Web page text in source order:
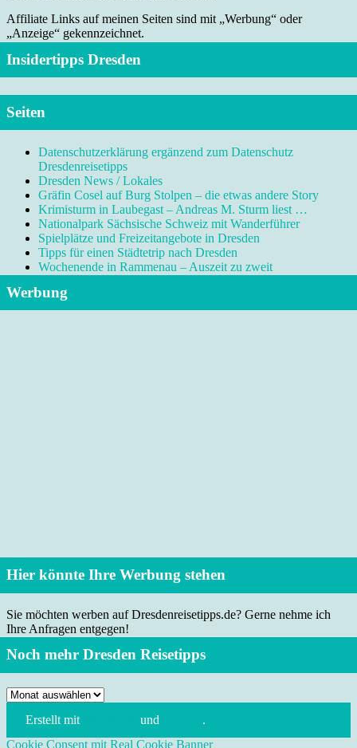
Affiliate Links auf meinen Seiten sind mit „Werbung“ oder
„Anzeige“ gekennzeichnet.
Insidertipps Dresden
Seiten
Datenschutzerklärung ergänzend zum Datenschutz
Dresdenreisetipps
Dresden News / Lokales
Gräfin Cosel auf Burg Stolpen – die etwas andere Story
Krimisturm in Laubegast – Andreas M. Sturm liest …
Nationalpark Sächsische Schweiz mit Wanderführer
Spielplätze und Freizeitangebote in Dresden
Tipps für einen Städtetrip nach Dresden
Wochenende in Rammenau – Auszeit zu zweit
Werbung
Hier könnte Ihre Werbung stehen
Sie möchten werben auf Dresdenreisetipps.de? Gerne nehme ich
Ihre Anfragen entgegen!
Noch mehr Dresden Reisetipps
Noch
Dresden
Reisetipps
Erstellt mit und
.
Cookie Consent mit Real Cookie Banner